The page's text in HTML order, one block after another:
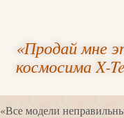
«Продай мне
космосима X-
«Все модели